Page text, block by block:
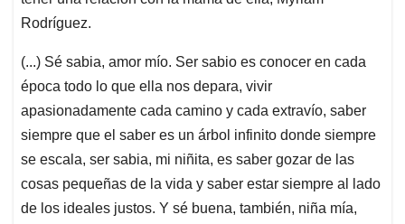
Rodríguez.
(...) Sé sabia, amor mío. Ser sabio es conocer en cada
época todo lo que ella nos depara, vivir
apasionadamente cada camino y cada extravío, saber
siempre que el saber es un árbol infinito donde siempre
se escala, ser sabia, mi niñita, es saber gozar de las
cosas pequeñas de la vida y saber estar siempre al lado
de los ideales justos. Y sé buena, también, niña mía,